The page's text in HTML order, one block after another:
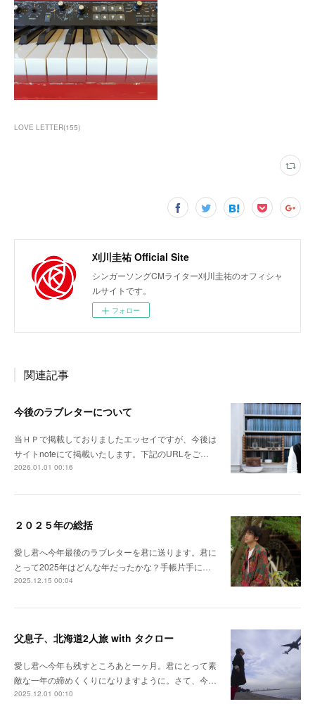
LOVE LETTER(155)
刈川圭祐 Official Site
シンガーソングCMライター刈川圭祐のオフィシャ
ルサイトです。
フォロー
関連記事
今後のラブレターについて
当ＨＰで掲載しておりましたエッセイですが、今後は
サイトnoteにて掲載いたします。下記のURLをご…
2026.01.01 00:16
２０２５年の総括
愛し君へ今年最後のラブレターを君に送ります。君に
とって2025年はどんな年だったかな？手帳片手に…
2025.12.15 00:04
父息子、北海道2人旅 with タクロー
愛し君へ今年も残すところあと一ヶ月。君にとって素
敵な一年の締めくくりになりますように。さて、今…
2025.12.01 00:10